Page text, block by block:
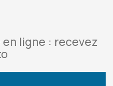
ligne : recevez